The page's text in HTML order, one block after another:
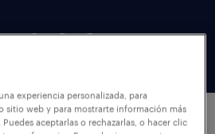
como Directora de
experiencia personalizada, para
sitio web y para mostrarte información más
aceptarlas o rechazarlas, o hacer clic